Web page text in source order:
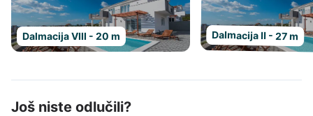
Dalmacija VIII - 20 m Dalmacija II - 27 m
Još niste odlučili?